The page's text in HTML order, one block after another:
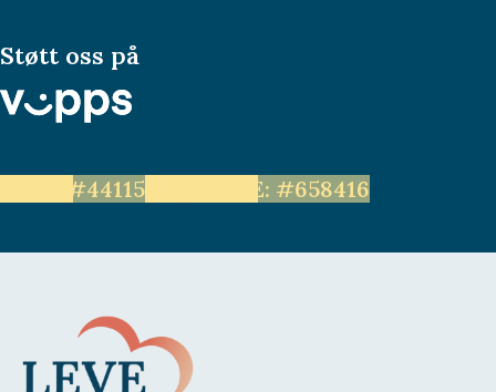
Støtt oss på
LEVE: #44115 Unge LEVE: #658416